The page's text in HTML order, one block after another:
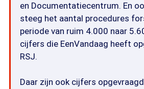
en Documentatiecentrum. En
steeg het aantal procedures
periode van ruim 4.000 naar
cijfers die EenVandaag heeft
RSJ.
Daar zijn ook cijfers